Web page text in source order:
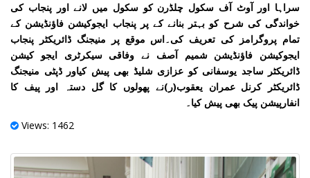
سراہا اور آوٹ آف سکول چلڈرن کو سکول میں لانے اور پنجاب کی
خواندگی کی شرح کو بہتر بنانے کے پر پنجاب ایجوکیشن فاؤنڈیشن کے
تمام پروگرامز کی تعریف کی۔اس موقع پر منیجنگ ڈائریکٹر پنجاب
ایجوکیشن فاؤنڈیشن شمیم آصف نے وفاقی سیکرٹری ایجو کیشن
ڈائریکٹر ساجد یوسفانی کو عزازی شلیڈ بھی پیش کیاور ڈپٹی منیجنگ
ڈائریکٹر کرنل عمران یعقوب(ر)نے پھولوں کا گل دستہ اور پیف کا
انفارپیشن پیک بھی پیش کیا۔
Views: 1462